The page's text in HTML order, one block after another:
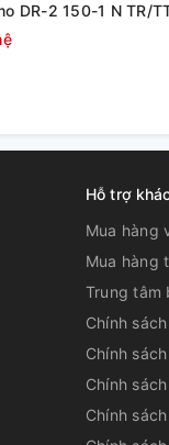
DR-2 150-1 N TR/
Hỗ trợ
Mua hàng
Mua hàng
Trung tâm
Chính
Chính
Chính
Chính